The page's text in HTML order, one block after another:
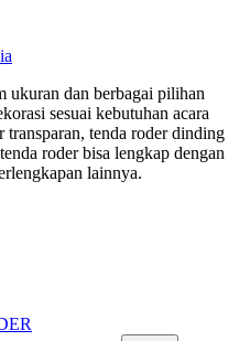
ukuran dan berbagai pilihan
sesuai kebutuhan acara
transparan, tenda roder dinding
roder bisa lengkap dengan
lainnya.